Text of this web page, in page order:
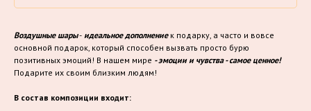
Воздушные шары- идеальное дополнениек подарку, а часто и вовсе
основной подарок, который способен вызвать просто бурю
позитивных эмоций! В нашем мире - эмоции и чувства - самое ценное!
Подарите их своим близким людям!
В состав композиции входит: